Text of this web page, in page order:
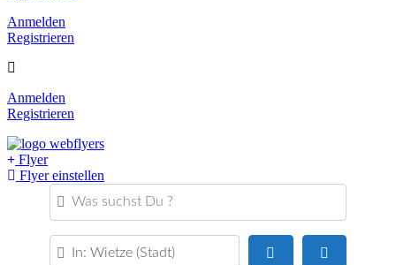
Anmelden
Registrieren
Anmelden
Registrieren
Flyer
Flyer einstellen
Was suchst Du ?
PLZ oder Ort